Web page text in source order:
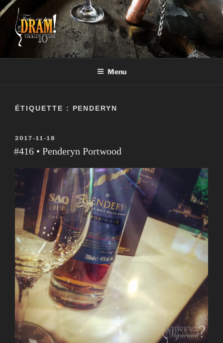
Aller
au
contenu
FAIS-EN PAS UN DRAM!
Un vrai blogue de péteux
Menu
ÉTIQUETTE : PENDERYN
PUBLIÉ
LE
2017-11-18
#416 • Penderyn Portwood